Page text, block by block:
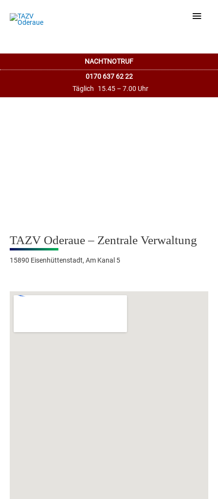
NACHTNOTRUF
0170 637 62 22
Täglich
15.45 – 7.00 Uhr
TAZV Oderaue – Zentrale Verwaltung
15890 Eisenhüttenstadt, Am Kanal 5